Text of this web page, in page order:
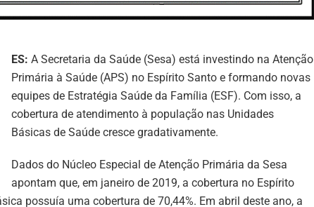
ES: A Secretaria da Saúde (Sesa) está investindo na Atenção
Primária à Saúde (APS) no Espírito Santo e formando novas
equipes de Estratégia Saúde da Família (ESF). Com isso, a
cobertura de atendimento à população nas Unidades
Básicas de Saúde cresce gradativamente.
Dados do Núcleo Especial de Atenção Primária da Sesa
apontam que, em janeiro de 2019, a cobertura no Espírito
possuía uma cobertura de 70,44%. Em abril deste ano, a